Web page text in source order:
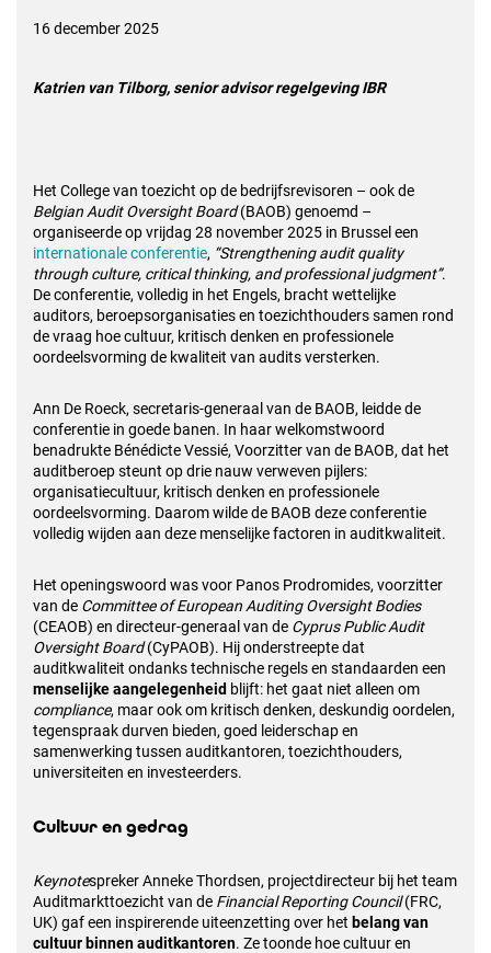
16 december 2025
Katrien van Tilborg, senior advisor regelgeving IBR
Het College van toezicht op de bedrijfsrevisoren – ook de
Belgian Audit Oversight Board(BAOB) genoemd –
organiseerde op vrijdag 28 november 2025 in Brussel een
internationale conferentie, “Strengthening audit quality
through culture, critical thinking, and professional judgment”.
De conferentie, volledig in het Engels, bracht wettelijke
auditors, beroepsorganisaties en toezichthouders samen rond
de vraag hoe cultuur, kritisch denken en professionele
oordeelsvorming de kwaliteit van audits versterken.
Ann De Roeck, secretaris-generaal van de BAOB, leidde de
conferentie in goede banen. In haar welkomstwoord
benadrukte Bénédicte Vessié, Voorzitter van de BAOB, dat het
auditberoep steunt op drie nauw verweven pijlers:
organisatiecultuur, kritisch denken en professionele
oordeelsvorming. Daarom wilde de BAOB deze conferentie
volledig wijden aan deze menselijke factoren in auditkwaliteit.
Het openingswoord was voor Panos Prodromides, voorzitter
van de Committee of European Auditing Oversight Bodies
(CEAOB) en directeur-generaal van de Cyprus Public Audit
Oversight Board(CyPAOB). Hij onderstreepte dat
auditkwaliteit ondanks technische regels en standaarden een
menselijke aangelegenheid blijft: het gaat niet alleen om
compliance, maar ook om kritisch denken, deskundig oordelen,
tegenspraak durven bieden, goed leiderschap en
samenwerking tussen auditkantoren, toezichthouders,
universiteiten en investeerders.
Cultuur en gedrag
Keynotespreker Anneke Thordsen, projectdirecteur bij het team
Auditmarkttoezicht van de Financial Reporting Council(FRC,
UK) gaf een inspirerende uiteenzetting over het belang van
cultuur binnen auditkantoren. Ze toonde hoe cultuur en